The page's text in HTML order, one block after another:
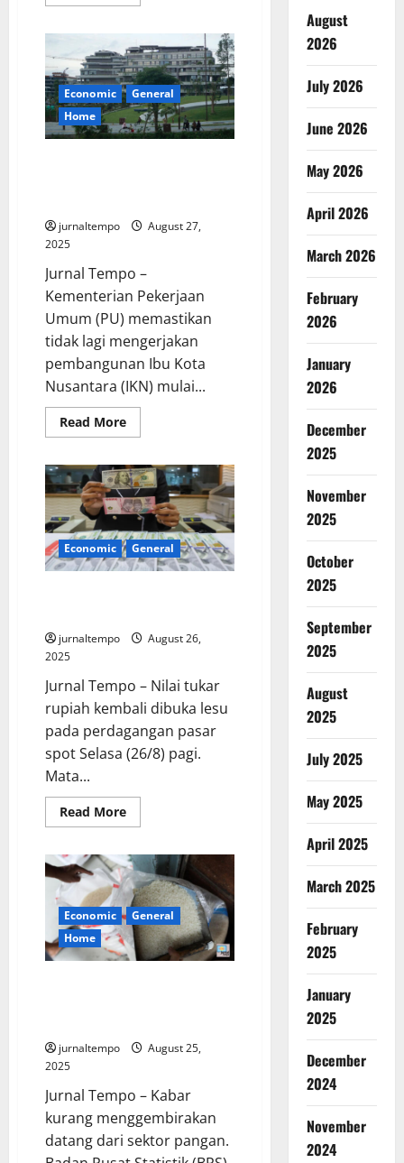
Pembelian
LPG
3
Kg
Subsidi
Harus
Lewat
Sistem
Baru!
Economic
General
Home
jurnaltempo
August 27,
2025
Jurnal Tempo –
Kementerian Pekerjaan
Umum (PU) memastikan
tidak lagi mengerjakan
pembangunan Ibu Kota
Nusantara (IKN) mulai...
Read MoreRead
more
PU
Berhenti
Bangun
IKN
Tahun
Depan,
Kenapa?
Economic General
jurnaltempo
August 26,
2025
Jurnal Tempo – Nilai tukar
rupiah kembali dibuka lesu
pada perdagangan pasar
spot Selasa (26/8) pagi.
Mata...
Read MoreRead
more
Dibuka
Lesu
di
Rp16.269
Pagi
Ini
Economic
General
Home
jurnaltempo
August 25,
2025
Jurnal Tempo – Kabar
kurang menggembirakan
datang dari sektor pangan.
August
2026
July 2026
June 2026
May 2026
April 2026
March 2026
February
2026
January
2026
December
2025
November
2025
October
2025
September
2025
August
2025
July 2025
May 2025
April 2025
March 2025
February
2025
January
2025
December
2024
November
2024